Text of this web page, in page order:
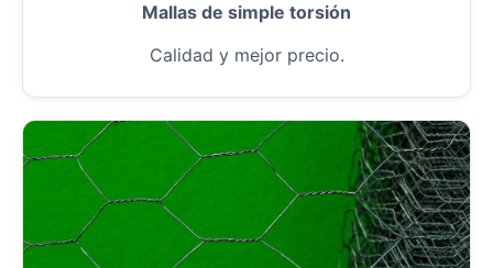
Mallas de simple torsión
Calidad y mejor precio.